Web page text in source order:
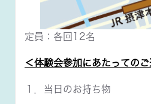
定員：各回12名
＜体験会参加にあたっての
１．当日のお持ち物